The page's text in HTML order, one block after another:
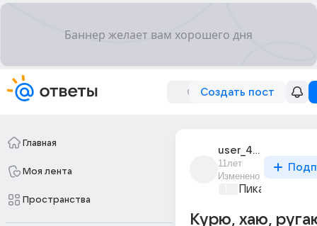
Создать пост
Главная
Моя лента
Пространства
user_46220843
11лет
Изменено
Пикантно о
Курю, хаю,